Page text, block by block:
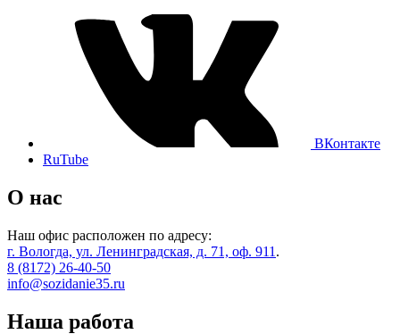
ВКонтакте
RuTube
О нас
Наш офис расположен по адресу:
г. Вологда, ул. Ленинградская, д. 71, оф. 911 .
8 (8172) 26-40-50
info@sozidanie35.ru
Наша работа